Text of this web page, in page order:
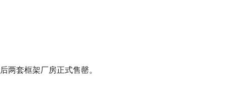
两套框架厂房正式售罄。